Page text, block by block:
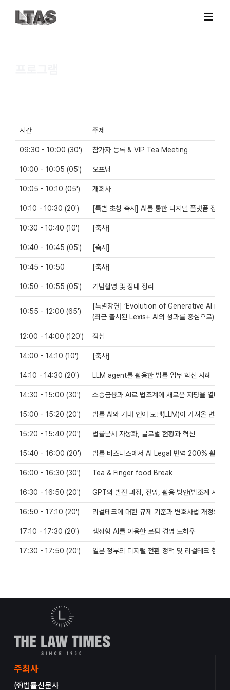
content
시간 주제
09:30 - 10:00 (30') 참가자 등록 & VIP Tea Meeting
10:00 - 10:05 (05') 오프닝
10:05 - 10:10 (05') 개회사
10:10 - 10:30 (20') [특별 초청 축사] AI를 통한 디지털 플랫폼 정부
10:30 - 10:40 (10') [축사]
10:40 - 10:45 (05') [축사]
10:45 - 10:50 [축사]
10:50 - 10:55 (05') 기념촬영 및 장내 정리
10:55 - 12:00 (65')
[특별강연] ‘Evolution of Generative AI in
(최근 출시된 Lexis+ AI의 성과를 중심으로)
12:00 - 14:00 (120') 점심
14:00 - 14:10 (10') [축사]
14:10 - 14:30 (20') LLM agent를 활용한 법률 업무 혁신 사례
14:30 - 15:00 (30') 소송금융과 AI로 법조계에 새로운 지평을 열다.
15:00 - 15:20 (20') 법률 AI와 거대 언어 모델(LLM)이 가져올 변화
15:20 - 15:40 (20') 법률문서 자동화, 글로벌 현황과 혁신
15:40 - 16:00 (20') 법률 비즈니스에서 AI Legal 번역 200% 활용하
16:00 - 16:30 (30') Tea & Finger food Break
16:30 - 16:50 (20') GPT의 발전 과정, 전망, 활용 방안(법조계 사례
16:50 - 17:10 (20') 리걸테크에 대한 규제 기준과 변호사법 개정의 과
17:10 - 17:30 (20') 생성형 AI를 이용한 로펌 경영 노하우
17:30 - 17:50 (20') 일본 정부의 디지털 전환 정책 및 리걸테크 현황
주최사
㈜법률신문사